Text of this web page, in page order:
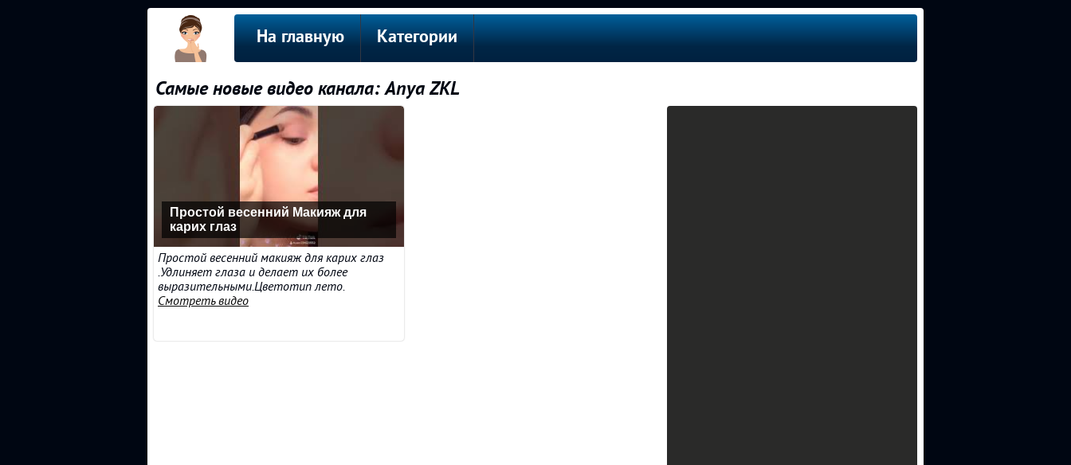
На главную Категории
Самые новые видео канала: Anya ZKL
Простой весенний Макияж для
карих глаз
Простой весенний макияж для карих глаз
.Удлиняет глаза и делает их более
выразительными.Цветотип лето.
Смотреть видео